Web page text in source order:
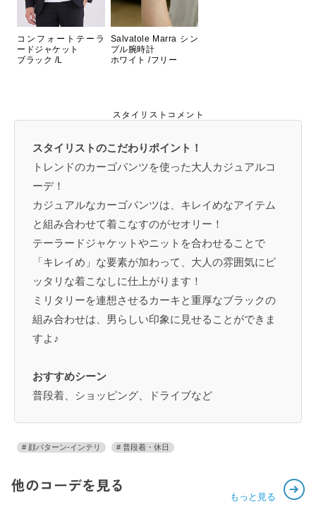
コンフォートテーラ
ードジャケット
ブラック /L
Salvatole Marra シン
プル腕時計
ホワイト /フリー
スタイリストコメント
スタイリストのこだわりポイント！
トレンドのカーゴパンツを使った大人カジュアルコ
ーデ！
カジュアルなカーゴパンツは、キレイめなアイテム
と組み合わせて着こなすのがセオリー！
テーラードジャケットやニットを合わせることで
「キレイめ」な要素が加わって、大人の雰囲気にピ
ッタリな着こなしに仕上がります！
ミリタリーを連想させるカーキと重厚なブラックの
組み合わせは、男らしい印象に見せることができま
すよ♪
おすすめシーン
普段着、ショッピング、ドライブなど
顔パターン-インテリ 普段着・休日
他のコーデを見る
もっと見る